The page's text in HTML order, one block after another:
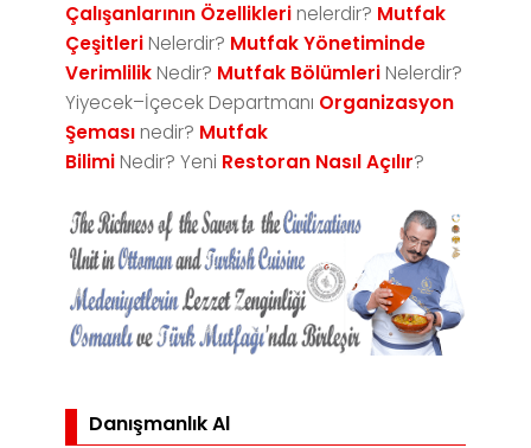
Çalışanlarının Özellikleri nelerdir? Mutfak
Çeşitleri Nelerdir? Mutfak Yönetiminde
Verimlilik Nedir? Mutfak Bölümleri Nelerdir?
Yiyecek–İçecek Departmanı Organizasyon
Şeması nedir? Mutfak
Bilimi Nedir? Yeni Restoran Nasıl Açılır?
Danışmanlık Al